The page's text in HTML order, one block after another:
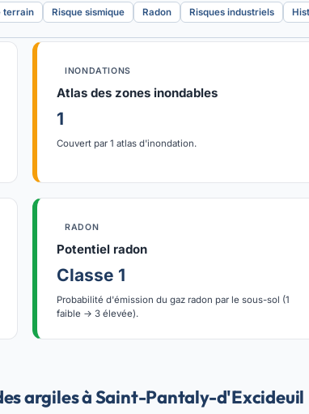
terrain Risque sismique Radon Risques industriels
INONDATIONS
Atlas des zones inondables
1
Couvert par 1 atlas d'inondation.
RADON
Potentiel radon
Classe 1
Probabilité d'émission du gaz radon par le sous-sol (1
faible → 3 élevée).
argiles à Saint-Pantaly-d'Excideuil